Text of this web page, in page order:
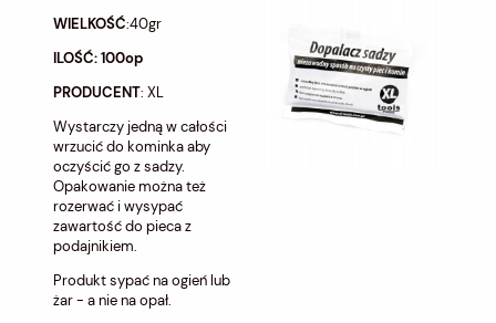
WIELKOŚĆ:40gr
ILOŚĆ: 100op
PRODUCENT: XL
Wystarczy jedną w całości
wrzucić do kominka aby
oczyścić go z sadzy.
Opakowanie można też
rozerwać i wysypać
zawartość do pieca z
podajnikiem.
Produkt sypać na ogień lub
żar - a nie na opał.